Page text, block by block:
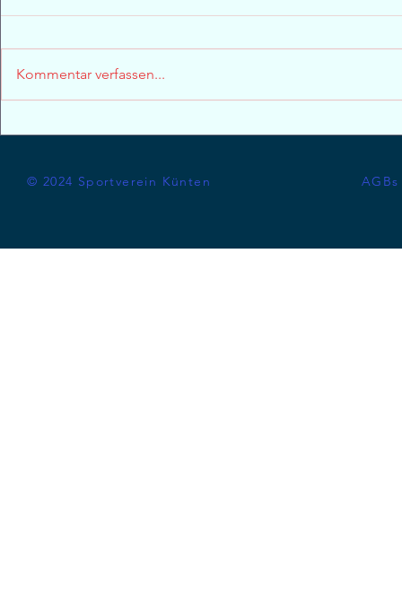
Volleyballerinnen gesucht
Kommentar verfassen...
© 2024 Sportverein Künten AGBs